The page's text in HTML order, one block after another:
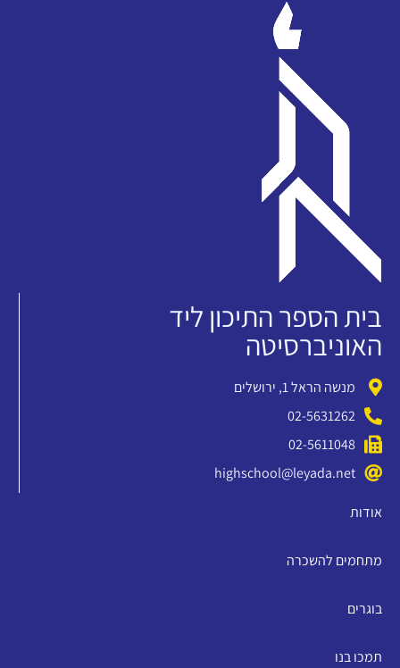
בית הספר התיכון ליד
האוניברסיטה
מנשה הראל 1, ירושלים
02-5631262
02-5611048
highschool@leyada.net
אודות
מתחמים להשכרה
בוגרים
תמכו בנו